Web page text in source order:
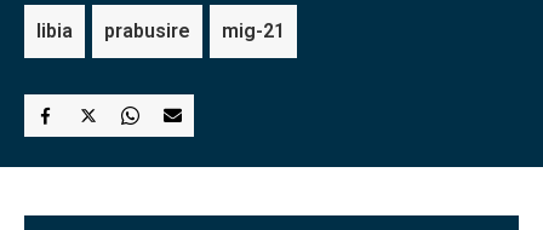
libia prabusire mig-21